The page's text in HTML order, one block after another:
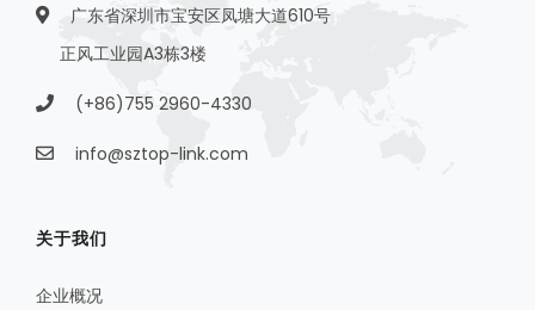
广东省深圳市宝安区凤塘大道610号
正风工业园A3栋3楼
(+86)755 2960-4330
info@sztop-link.com
关于我们
企业概况